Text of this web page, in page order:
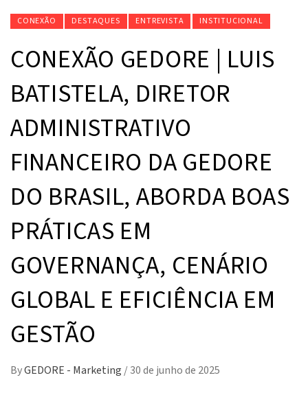
CONEXÃO DESTAQUES ENTREVISTA INSTITUCIONAL
CONEXÃO GEDORE | LUIS
BATISTELA, DIRETOR
ADMINISTRATIVO
FINANCEIRO DA GEDORE
DO BRASIL, ABORDA BOAS
PRÁTICAS EM
GOVERNANÇA, CENÁRIO
GLOBAL E EFICIÊNCIA EM
GESTÃO
ByGEDORE - Marketing /30 de junho de 2025